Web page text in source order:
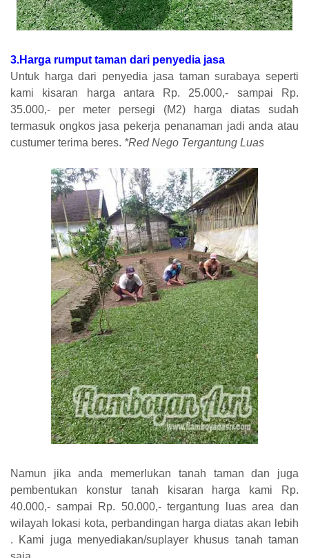
3.Harga rumput taman dari penyedia jasa
Untuk harga dari penyedia jasa taman surabaya seperti
kami kisaran harga antara Rp. 25.000,- sampai Rp.
35.000,- per meter persegi (M2) harga diatas sudah
termasuk ongkos jasa pekerja penanaman jadi anda atau
custumer terima beres. *Red Nego Tergantung Luas
Namun jika anda memerlukan tanah taman dan juga
pembentukan konstur tanah kisaran harga kami Rp.
40.000,- sampai Rp. 50.000,- tergantung luas area dan
wilayah lokasi kota, perbandingan harga diatas akan lebih
. Kami juga menyediakan/suplayer khusus tanah taman